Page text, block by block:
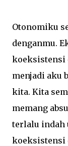
Otonomiku
denganmu.
koeksistensi
menjadi aku
kita. Kita
memang
terlalu indah
koeksistensi